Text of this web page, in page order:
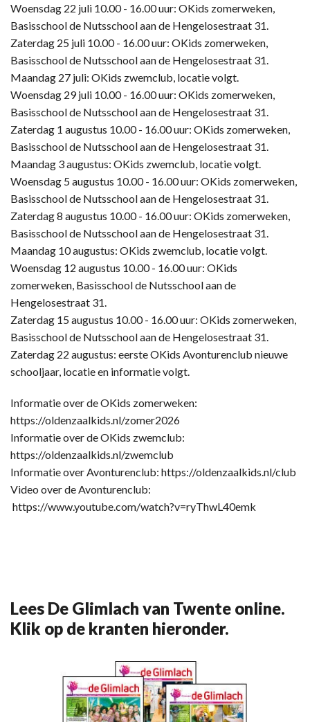
Woensdag 22 juli 10.00 - 16.00 uur: OKids zomerweken,
Basisschool de Nutsschool aan de Hengelosestraat 31.
Zaterdag 25 juli 10.00 - 16.00 uur: OKids zomerweken,
Basisschool de Nutsschool aan de Hengelosestraat 31.
Maandag 27 juli: OKids zwemclub, locatie volgt.
Woensdag 29 juli 10.00 - 16.00 uur: OKids zomerweken,
Basisschool de Nutsschool aan de Hengelosestraat 31.
Zaterdag 1 augustus 10.00 - 16.00 uur: OKids zomerweken,
Basisschool de Nutsschool aan de Hengelosestraat 31.
Maandag 3 augustus: OKids zwemclub, locatie volgt.
Woensdag 5 augustus 10.00 - 16.00 uur: OKids zomerweken,
Basisschool de Nutsschool aan de Hengelosestraat 31.
Zaterdag 8 augustus 10.00 - 16.00 uur: OKids zomerweken,
Basisschool de Nutsschool aan de Hengelosestraat 31.
Maandag 10 augustus: OKids zwemclub, locatie volgt.
Woensdag 12 augustus 10.00 - 16.00 uur: OKids
zomerweken, Basisschool de Nutsschool aan de
Hengelosestraat 31.
Zaterdag 15 augustus 10.00 - 16.00 uur: OKids zomerweken,
Basisschool de Nutsschool aan de Hengelosestraat 31.
Zaterdag 22 augustus: eerste OKids Avonturenclub nieuwe
schooljaar, locatie en informatie volgt.
Informatie over de OKids zomerweken:
https://oldenzaalkids.nl/zomer2026
Informatie over de OKids zwemclub:
https://oldenzaalkids.nl/zwemclub
Informatie over Avonturenclub: https://oldenzaalkids.nl/club
Video over de Avonturenclub:
https://www.youtube.com/watch?v=ryThwL40emk
Lees De Glimlach van Twente online.
Klik op de kranten hieronder.